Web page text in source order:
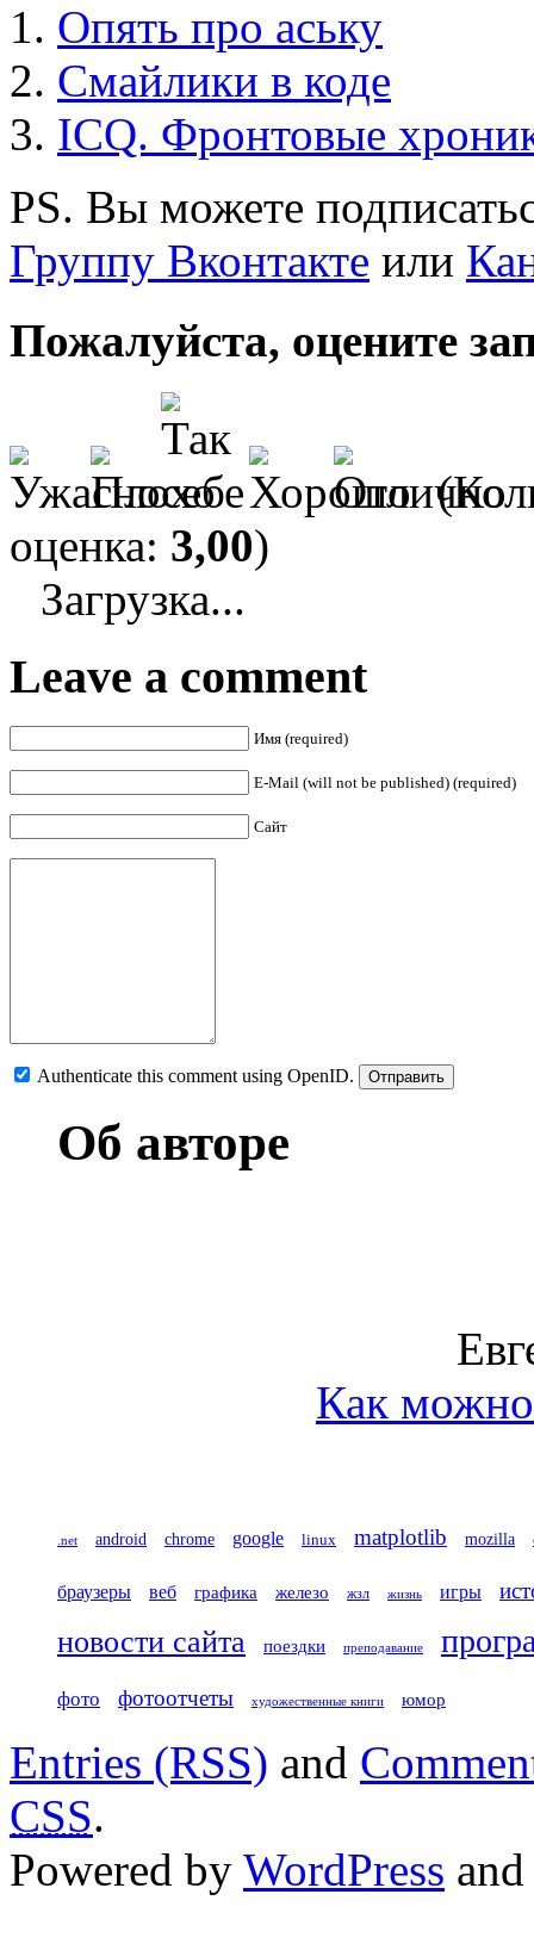
Опять про аську
Смайлики в коде
ICQ. Фронтовые
PS. Вы можете
Группу Вконтакте или
Пожалуйста, оцените
оценка: 3,00)
Загрузка...
Leave a comment
Имя (required)
E-Mail (will not be published) (required)
Сайт
Authenticate this comment using OpenID.
Об авторе
Как можно
.net android chrome google linux matplotlib mozilla
браузеры веб графика железо жзл жизнь игры
новости сайта поездки преподавание
фото фотоотчеты художественные книги юмор
Entries (RSS) and
CSS.
Powered by WordPress